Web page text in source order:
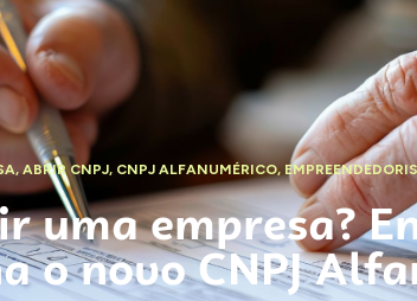
,ABRIR CNPJ, CNPJ ALFANUMÉRICO,
uma empresa?
o novo CNPJ